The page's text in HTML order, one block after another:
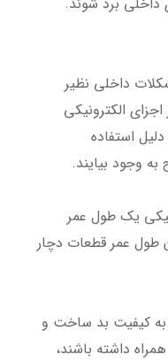
داخلی نظیر
الکترونیکی
استفاده
وجود بیایند.
یک طول عمر
طول عمر قطعات دچار
به کیفیت بد ساخت و
داشته باشند،